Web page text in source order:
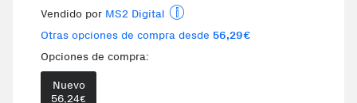
Vendido por MS2 Digital
Otras opciones de compra desde 56,29€
Opciones de compra:
Nuevo
56,24€